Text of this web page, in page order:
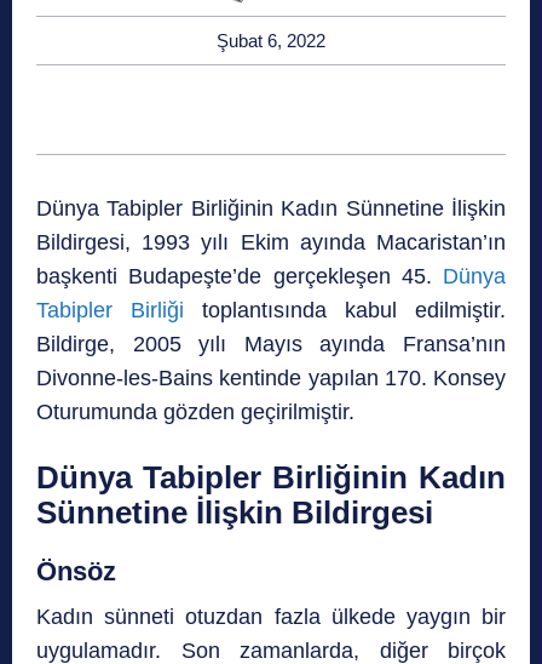
Şubat 6, 2022
Dünya Tabipler Birliğinin Kadın Sünnetine İlişkin
Bildirgesi, 1993 yılı Ekim ayında Macaristan’ın
başkenti Budapeşte’de gerçekleşen 45. Dünya
Tabipler Birliği toplantısında kabul edilmiştir.
Bildirge, 2005 yılı Mayıs ayında Fransa’nın
Divonne-les-Bains kentinde yapılan 170. Konsey
Oturumunda gözden geçirilmiştir.
Dünya Tabipler Birliğinin Kadın
Sünnetine İlişkin Bildirgesi
Önsöz
Kadın sünneti otuzdan fazla ülkede yaygın bir
uygulamadır. Son zamanlarda, diğer birçok